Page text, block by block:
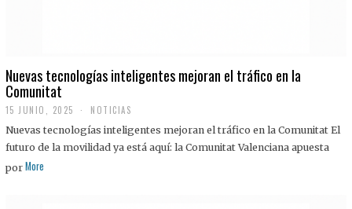
Nuevas tecnologías inteligentes mejoran el tráfico en la
Comunitat
15 JUNIO, 2025 NOTICIAS
Nuevas tecnologías inteligentes mejoran el tráfico en la Comunitat El
futuro de la movilidad ya está aquí: la Comunitat Valenciana apuesta
por More